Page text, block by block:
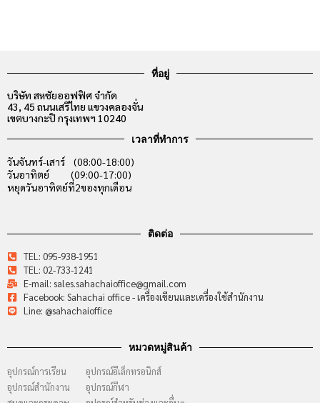
ที่อยู่
บริษัท สหชัยออฟฟิศ จำกัด
43, 45 ถนนเสรีไทย แขวงคลองจั่น
เขตบางกะปิ กรุงเทพฯ 10240
เวลาที่ทำการ
วันจันทร์-เสาร์ (08:00-18:00)
วันอาทิตย์ (09:00-17:00)
หยุดวันอาทิตย์ที่2ของทุกเดือน
ติดต่อ
TEL: 095-938-1951
TEL: 02-733-1241
E-mail: sales.sahachaioffice@gmail.com
Facebook: Sahachai office - เครื่องเขียนและเครื่องใช้สำนักงาน
Line: @sahachaioffice
หมวดหมู่สินค้า
อุปกรณ์การเรียน
อุปกรณ์สำนักงาน
อุปกรณ์อีเล็กทรอนิกส์
อุปกรณ์กีฬา